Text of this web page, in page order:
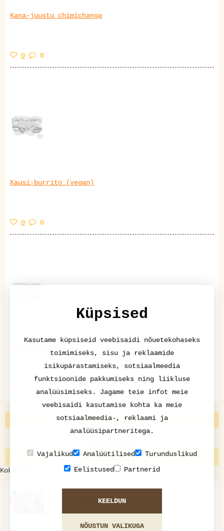
Kana-juustu chimichanga
0 0
Kausi-burrito (vegan)
0 0
Kalifornia Burrito
0
VAATA VEEL
UUDISED
Kokku :1
Aneti taimsed sushid
Küpsised
Kasutame küpsiseid veebisaidi nõuetekohaseks
toimimiseks, sisu ja reklaamide
isikupärastamiseks, sotsiaalmeedia
funktsioonide pakkumiseks ning liikluse
analüüsimiseks. Jagame teie infot meie
veebisaidi kasutamise kohta ka meie
sotsiaalmeedia-, reklaami ja
analüüsipartneritega.
Vajalikud Analüütilised
Turunduslikud
Eelistused
Partnerid
KEELDUN
NÕUSTUN VALIKUGA